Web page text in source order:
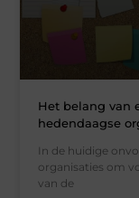
Het belang van
hedendaagse
In de huidige
organisaties om
van de